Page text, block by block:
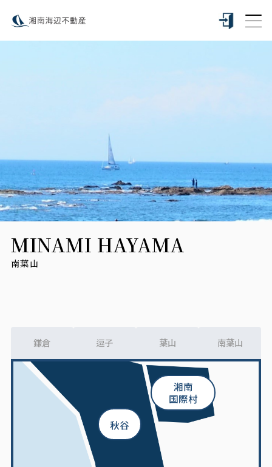
MINAMI HAYAMA
南葉山
鎌倉 逗子 葉山 南葉山
湘南
国際村
秋谷